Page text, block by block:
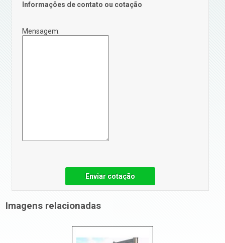
Informações de contato ou cotação
Mensagem:
Enviar cotação
Imagens relacionadas